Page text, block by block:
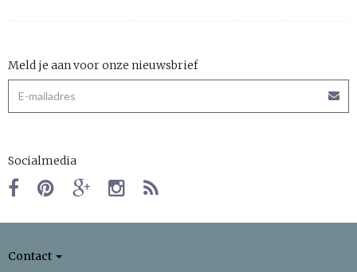
Meld je aan voor onze nieuwsbrief
Socialmedia
Contact